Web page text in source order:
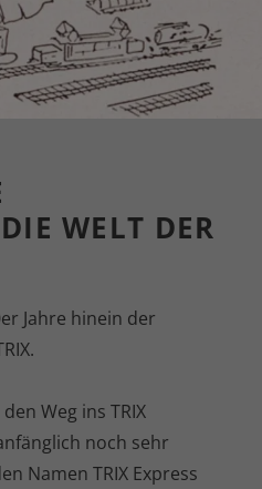
WELT DER
Jahre hinein der
Weg ins TRIX
noch sehr
Namen TRIX Express